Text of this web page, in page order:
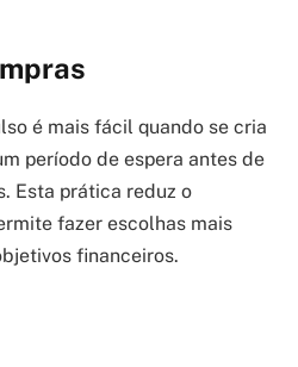
é mais fácil quando se cria
período de espera antes de
Esta prática reduz o
fazer escolhas mais
financeiros.